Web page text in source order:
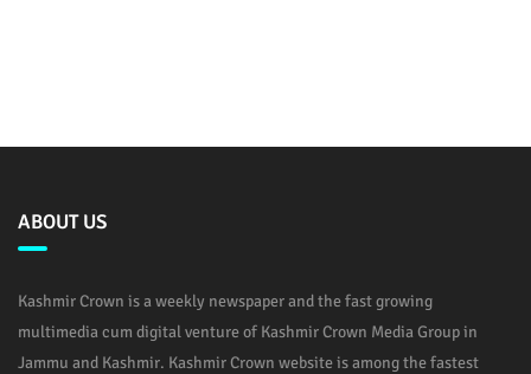
ABOUT US
Kashmir Crown is a weekly newspaper and the fast growing
multimedia cum digital venture of Kashmir Crown Media Group in
Jammu and Kashmir. Kashmir Crown website is among the fastest